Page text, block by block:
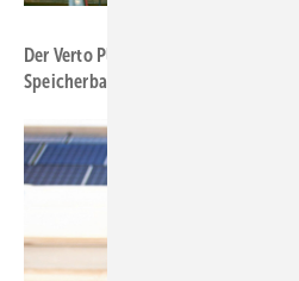
Der Verto Plus ist ein gewerblicher
Speicherbatterien einbinden kann.